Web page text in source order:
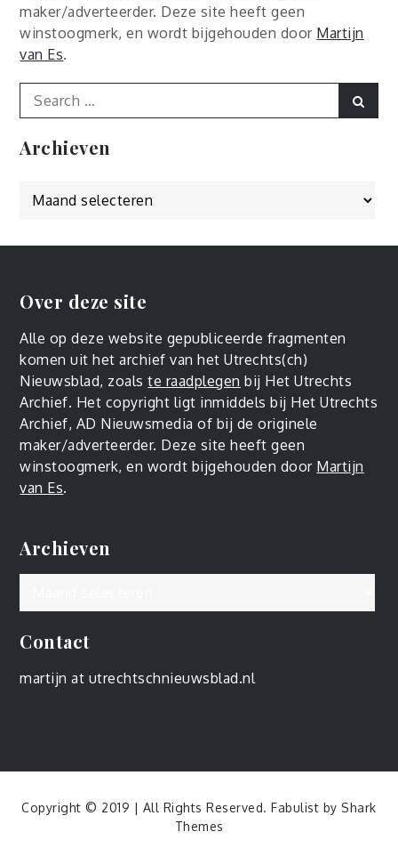
maker/adverteerder. Deze site heeft geen
winstoogmerk, en wordt bijgehouden door Martijn
van Es.
Search
for:
Archieven
Over deze site
Alle op deze website gepubliceerde fragmenten
komen uit het archief van het Utrechts(ch)
Nieuwsblad, zoalste raadplegen bij Het Utrechts
Archief. Het copyright ligt inmiddels bij Het Utrechts
Archief, AD Nieuwsmedia of bij de originele
maker/adverteerder. Deze site heeft geen
winstoogmerk, en wordt bijgehouden door Martijn
van Es.
Archieven
Contact
martijn at utrechtschnieuwsblad.nl
Copyright © 2019 | All Rights Reserved. Fabulist by Shark
Themes